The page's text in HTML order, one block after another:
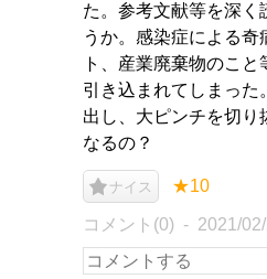
た。参考文献等を深く
うか。感染症による奇
ト、産業廃棄物のこ
引き込まれてしまった
出し、大ピンチを切り
なるの？
ナイス ★10
コメント(0) 2021/